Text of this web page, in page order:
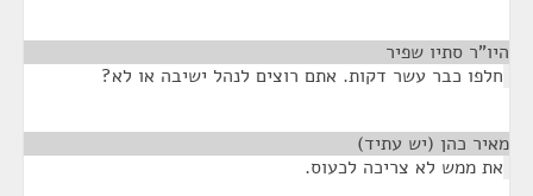
היו"ר סתיו שפיר
חלפו כבר עשר דקות. אתם רוצים לנהל ישיבה או לא?
מאיר כהן (יש עתיד)
את ממש לא צריכה לכעוס.